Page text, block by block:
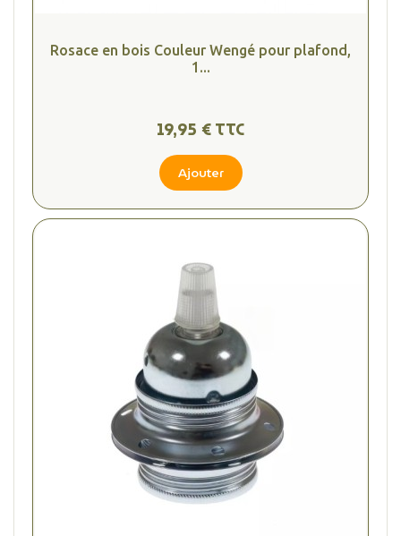
Rosace en bois Couleur Wengé pour plafond,
1...
19,95 € TTC
Ajouter